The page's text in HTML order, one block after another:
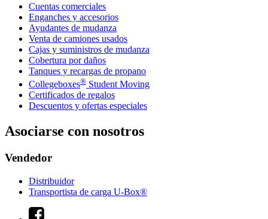
Cuentas comerciales
Enganches y accesorios
Ayudantes de mudanza
Venta de camiones usados
Cajas y suministros de mudanza
Cobertura por daños
Tanques y recargas de propano
Collegeboxes® Student Moving
Certificados de regalos
Descuentos y ofertas especiales
Asociarse con nosotros
Vendedor
Distribuidor
Transportista de carga U-Box®